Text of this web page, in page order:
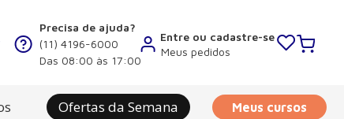
Precisa de ajuda?
(11) 4196-6000
Das 08:00 às 17:00
Entre ou cadastre-se
Meus pedidos
Ofertas da Semana Meus cursos